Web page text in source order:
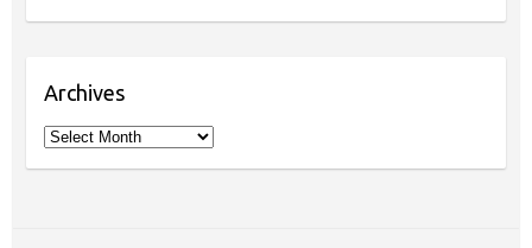
Archives
Archives